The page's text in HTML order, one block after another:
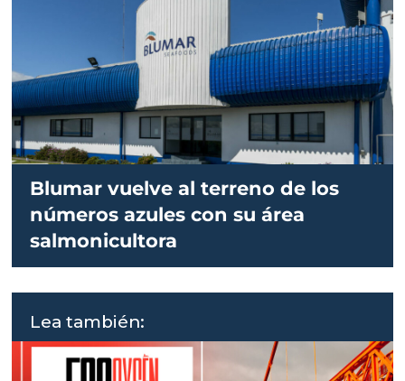
Blumar vuelve al terreno de los
números azules con su área
salmonicultora
Lea también: